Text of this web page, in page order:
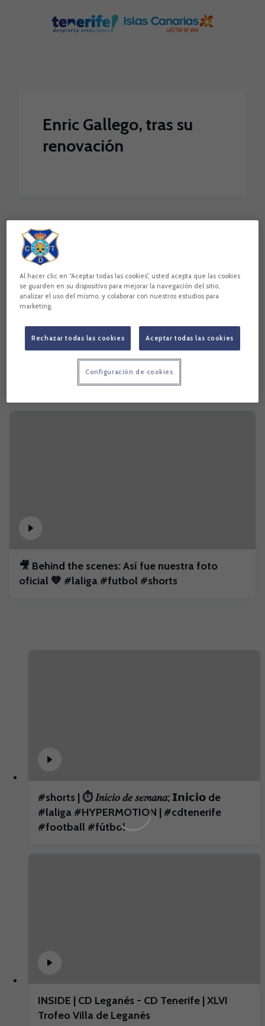
Enric Gallego, tras su
renovación
🎥 Behind the scenes: Así fue nuestra foto
oficial 💙 #laliga #futbol #shorts
#shorts | ⏱️ 𝐼𝑛𝑖𝑐𝑖𝑜 𝑑𝑒 𝑠𝑒𝑚𝑎𝑛𝑎; 𝗜𝗻𝗶𝗰𝗶𝗼 de
#laliga #HYPERMOTION | #cdtenerife
#football #fútbol
INSIDE | CD Leganés - CD Tenerife | XLVI
Trofeo Villa de Leganés
Al hacer clic en “Aceptar todas las cookies”, usted acepta que las cookies
se guarden en su dispositivo para mejorar la navegación del sitio,
analizar el uso del mismo, y colaborar con nuestros estudios para
marketing.
Rechazar todas las cookies Aceptar todas las cookies
Configuración de cookies